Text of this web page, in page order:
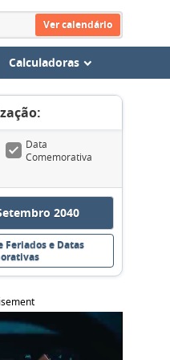
Ver calendário
Calculadoras
Data
Comemorativa
2040
e Datas